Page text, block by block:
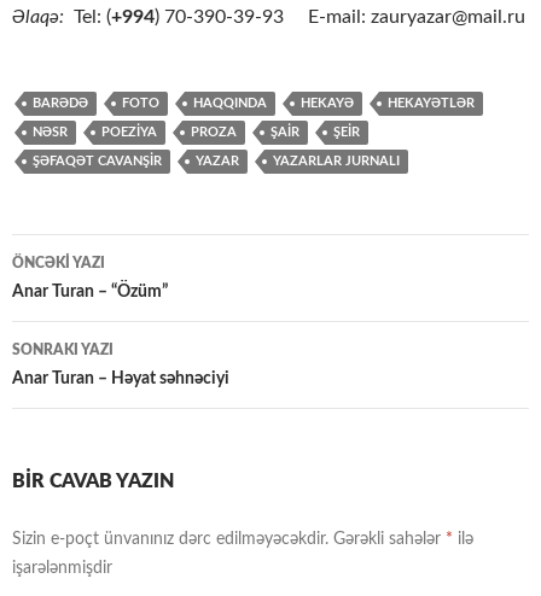
Əlaqə: Tel: (+994) 70-390-39-93 E-mail: zauryazar@mail.ru
BARƏDƏ FOTO HAQQINDA HEKAYƏ HEKAYƏTLƏR
NƏSR POEZİYA PROZA ŞAİR ŞEİR
ŞƏFAQƏT CAVANŞİR YAZAR YAZARLAR JURNALI
Yazılar
üzrə
naviqasiya
ÖNCƏKI YAZI
Anar Turan – “Özüm”
SONRAKI YAZI
Anar Turan – Həyat səhnəciyi
BIR CAVAB YAZIN
Sizin e-poçt ünvanınız dərc edilməyəcəkdir. Gərəkli sahələr * ilə
işarələnmişdir